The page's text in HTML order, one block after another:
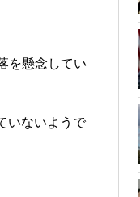
を懸念してい
いないようで